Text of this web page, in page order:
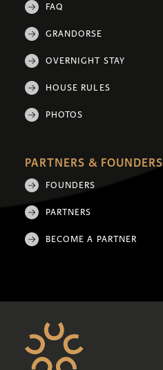
FAQ
GRANDORSE
OVERNIGHT STAY
HOUSE RULES
PHOTOS
PARTNERS & FOUNDERS
FOUNDERS
PARTNERS
BECOME A PARTNER